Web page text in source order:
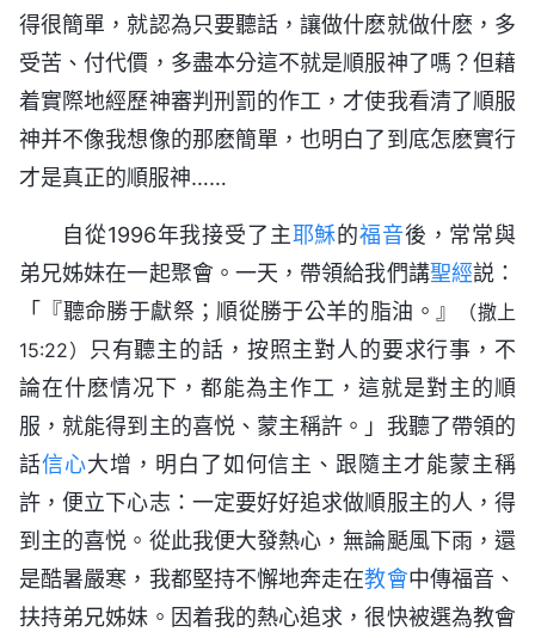
得很簡單，就認為只要聽話，讓做什麽就做什麽，多
受苦、付代價，多盡本分這不就是順服神了嗎？但藉
着實際地經歷神審判刑罰的作工，才使我看清了順服
神并不像我想像的那麽簡單，也明白了到底怎麽實行
才是真正的順服神……
自從1996年我接受了主耶穌的福音後，常常與
弟兄姊妹在一起聚會。一天，帶領給我們講聖經説：
「『聽命勝于獻祭；順從勝于公羊的脂油。』
（撒上
15:22）
只有聽主的話，按照主對人的要求行事，不
論在什麽情况下，都能為主作工，這就是對主的順
服，就能得到主的喜悦、蒙主稱許。」我聽了帶領的
話信心大增，明白了如何信主、跟隨主才能蒙主稱
許，便立下心志：一定要好好追求做順服主的人，得
到主的喜悦。從此我便大發熱心，無論颳風下雨，還
是酷暑嚴寒，我都堅持不懈地奔走在教會中傳福音、
扶持弟兄姊妹。因着我的熱心追求，很快被選為教會